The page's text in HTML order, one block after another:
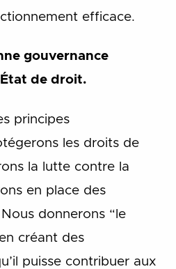
efficace.
gouvernance
de droit.
principes
les droits de
la lutte contre la
en place des
donnerons “le
créant des
puisse contribuer aux